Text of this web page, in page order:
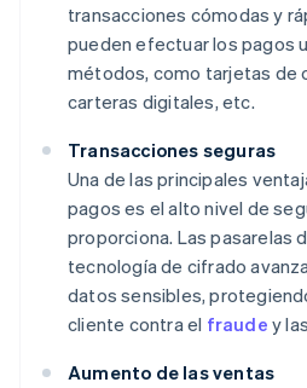
transacciones cómodas y
pueden efectuar los pagos
métodos, como tarjetas de
carteras digitales, etc.
Transacciones seguras
Una de las principales
pagos es el alto nivel de
proporciona. Las pasarelas
tecnología de cifrado
datos sensibles,
cliente contra el fraude y
Aumento de las ventas